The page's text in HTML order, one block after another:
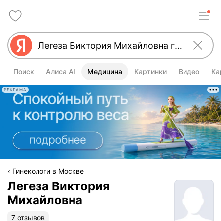
Поиск Алиса AI Медицина Картинки Видео
РЕКЛАМА
Гинекологи в Москве
Легеза Виктория
Михайловна
7 отзывов